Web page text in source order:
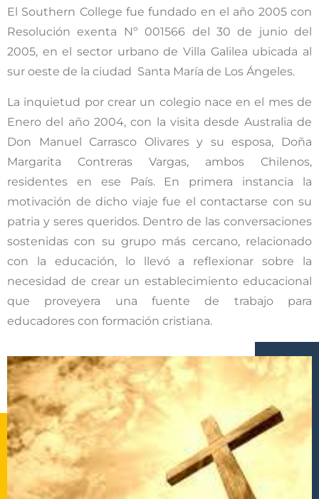
El Southern College fue fundado en el año 2005 con
Resolución exenta Nº 001566 del 30 de junio del
2005, en el sector urbano de Villa Galilea ubicada al
sur oeste de la ciudad Santa María de Los Ángeles.
La inquietud por crear un colegio nace en el mes de
Enero del año 2004, con la visita desde Australia de
Don Manuel Carrasco Olivares y su esposa, Doña
Margarita Contreras Vargas, ambos Chilenos,
residentes en ese País. En primera instancia la
motivación de dicho viaje fue el contactarse con su
patria y seres queridos. Dentro de las conversaciones
sostenidas con su grupo más cercano, relacionado
con la educación, lo llevó a reflexionar sobre la
necesidad de crear un establecimiento educacional
que proveyera una fuente de trabajo para
educadores con formación cristiana.